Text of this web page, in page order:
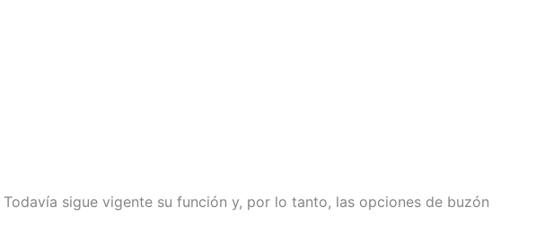
sigue vigente su función y, por lo tanto, las opciones de buzón